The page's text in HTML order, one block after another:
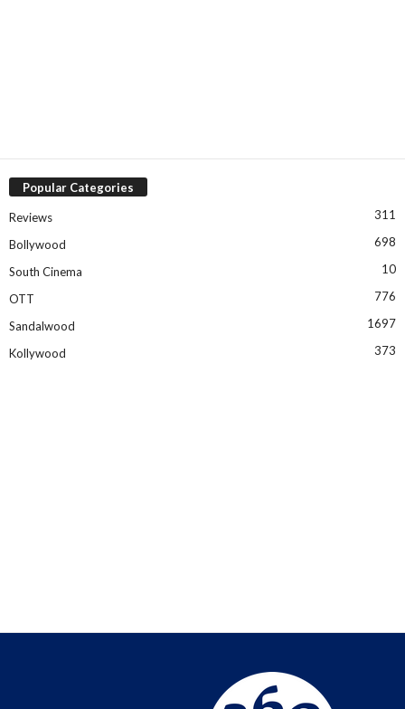
Popular Categories
Reviews 311
Bollywood 698
South Cinema 10
OTT 776
Sandalwood 1697
Kollywood 373